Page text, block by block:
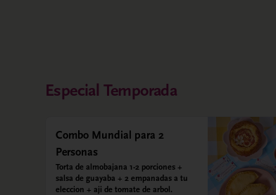
Especial Temporada
Combo Mundial para 2
Personas
Torta de almobajana 1-2 porciones +
salsa de guayaba + 2 empanadas a tu
eleccion + aji de tomate de arbol.